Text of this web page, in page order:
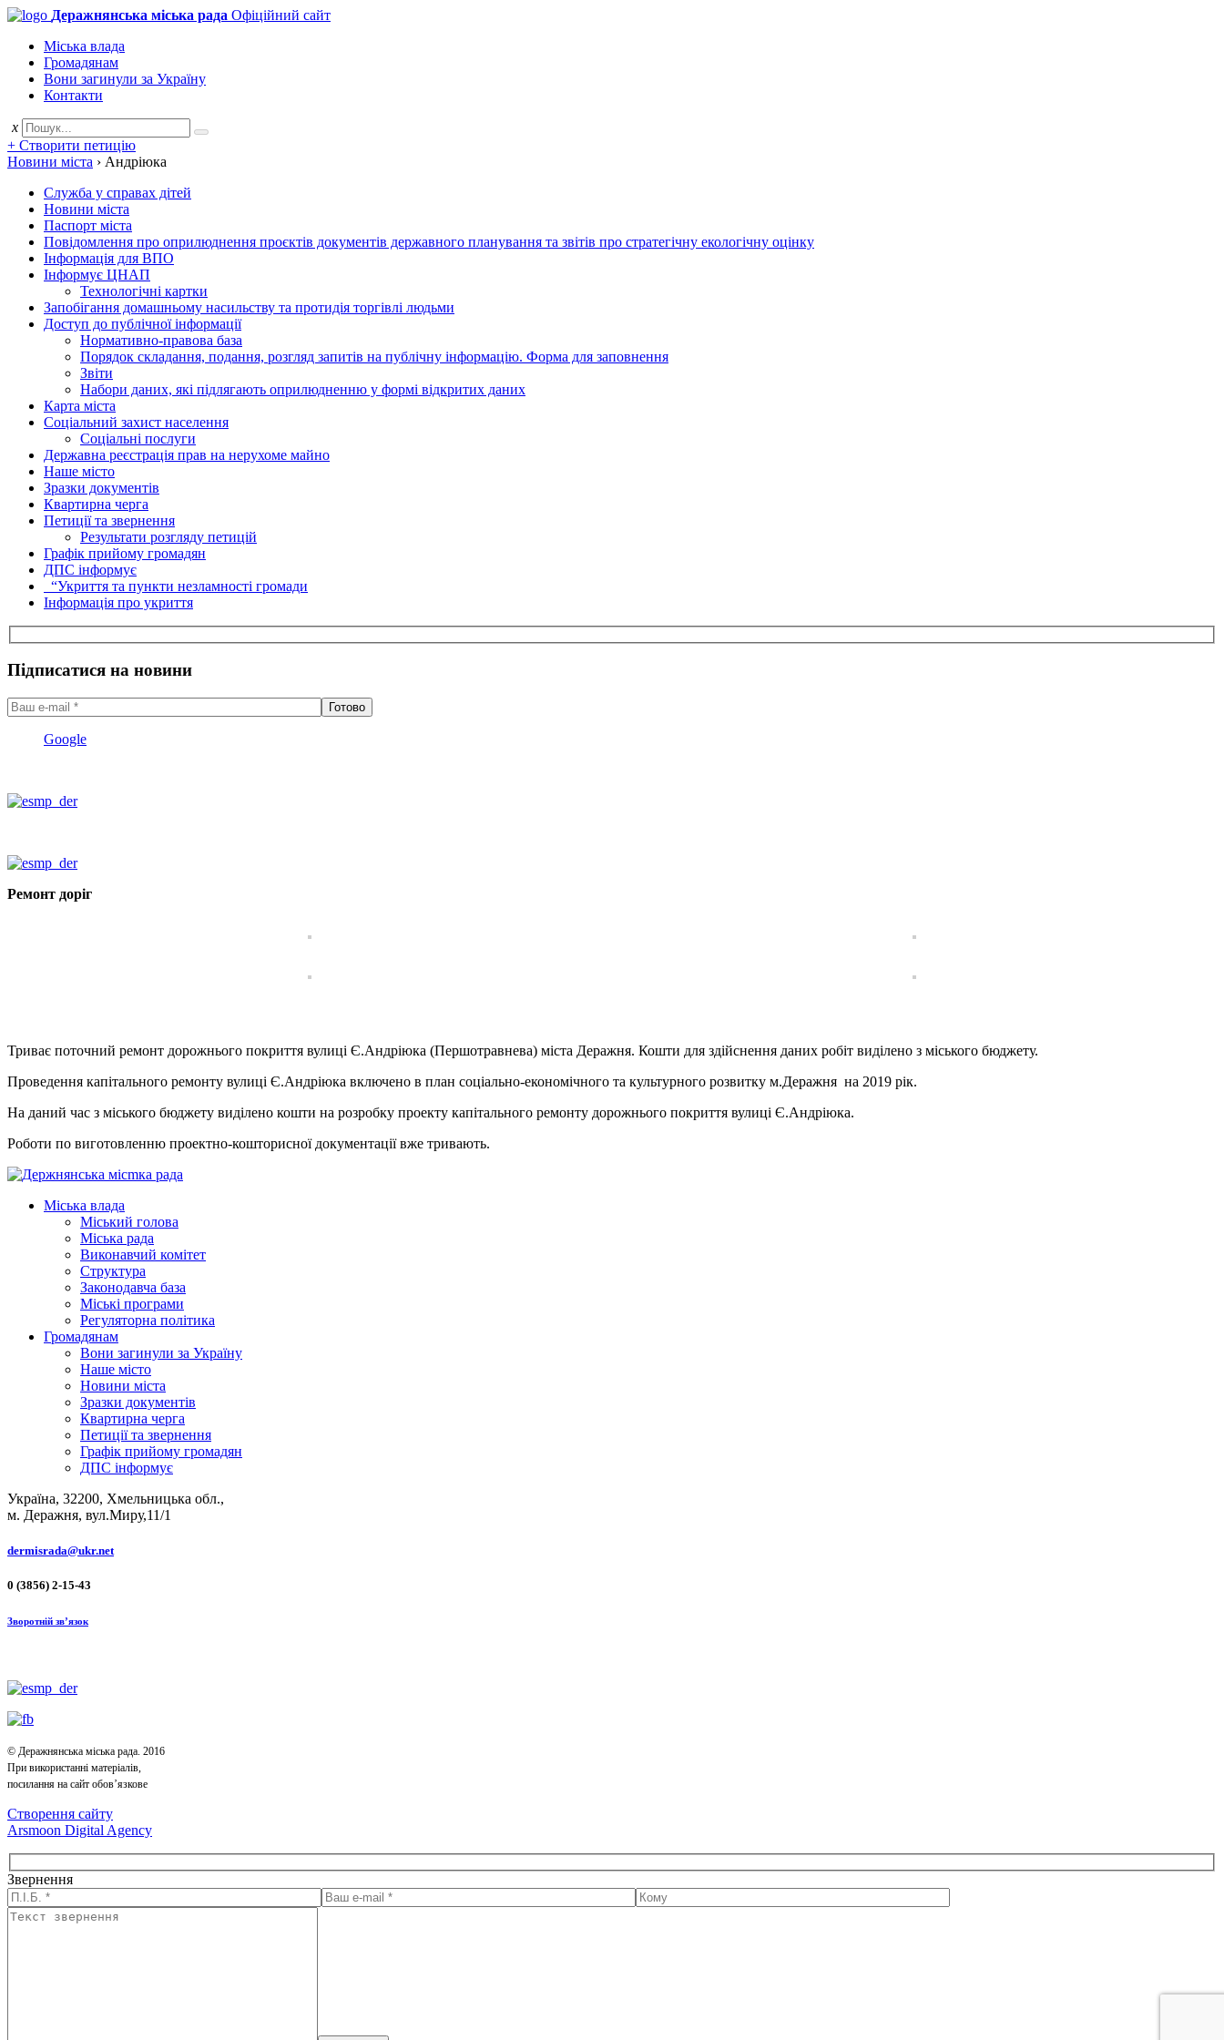
Деражнянська міська рада Офіційний сайт
Міська влада
Громадянам
Вони загинули за Україну
Контакти
x
+ Створити петицію
Новини міста › Андріюка
Служба у справах дітей
Новини міста
Паспорт міста
Повідомлення про оприлюднення проєктів документів державного планування та звітів про стратегічну екологічну оцінку
Інформація для ВПО
Інформує ЦНАП
Технологічні картки
Запобігання домашньому насильству та протидія торгівлі людьми
Доступ до публічної інформації
Нормативно-правова база
Порядок складання, подання, розгляд запитів на публічну інформацію. Форма для заповнення
Звіти
Набори даних, які підлягають оприлюдненню у формі відкритих даних
Карта міста
Соціальний захист населення
Соціальні послуги
Державна реєстрація прав на нерухоме майно
Наше місто
Зразки документів
Квартирна черга
Петиції та звернення
Результати розгляду петицій
Графік прийому громадян
ДПС інформує
“Укриття та пункти незламності громади
Інформація про укриття
Підписатися на новини
Google
Ремонт доріг
Триває поточний ремонт дорожнього покриття вулиці Є.Андріюка (Першотравнева) міста Деражня. Кошти для здійснення даних робіт виділено з міського бюджету.
Проведення капітального ремонту вулиці Є.Андріюка включено в план соціально-економічного та культурного розвитку м.Деражня на 2019 рік.
На даний час з міського бюджету виділено кошти на розробку проекту капітального ремонту дорожнього покриття вулиці Є.Андріюка.
Роботи по виготовленню проектно-кошторисної документації вже тривають.
Міська влада
Міський голова
Міська рада
Виконавчий комітет
Структура
Законодавча база
Міські програми
Регуляторна політика
Громадянам
Вони загинули за Україну
Наше місто
Новини міста
Зразки документів
Квартирна черга
Петиції та звернення
Графік прийому громадян
ДПС інформує
Україна, 32200, Хмельницька обл.,
м. Деражня, вул.Миру,11/1
dermisrada@ukr.net
0 (3856) 2-15-43
Зворотній зв’язок
© Деражнянська міська рада. 2016
При використанні матеріалів,
посилання на сайт обов’язкове
Створення сайту
Arsmoon Digital Agency
Звернення